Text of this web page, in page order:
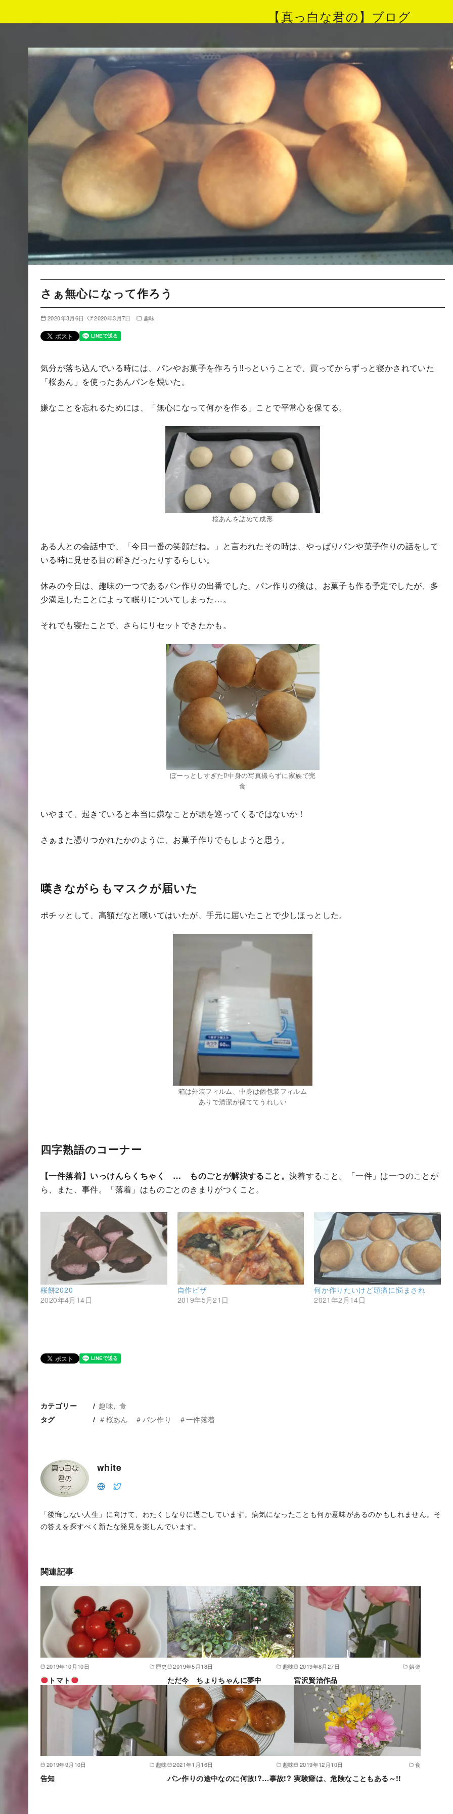
動
【真っ白な君の】ブログ
さぁ無心になって作ろう
2020年3月6日 2020年3月7日 趣味
気分が落ち込んでいる時には、パンやお菓子を作ろう‼っということで、買ってからずっと寝かされていた
「桜あん」を使ったあんパンを焼いた。
嫌なことを忘れるためには、「無心になって何かを作る」ことで平常心を保てる。
桜あんを詰めて成形
ある人との会話中で、「今日一番の笑顔だね。」と言われたその時は、やっぱりパンや菓子作りの話をして
いる時に見せる目の輝きだったりするらしい。
休みの今日は、趣味の一つであるパン作りの出番でした。パン作りの後は、お菓子も作る予定でしたが、多
少満足したことによって眠りについてしまった…。
それでも寝たことで、さらにリセットできたかも。
ぼーっとしすぎた⁉中身の写真撮らずに家族で完
食
いやまて、起きていると本当に嫌なことが頭を巡ってくるではないか！
さぁまた憑りつかれたかのように、お菓子作りでもしようと思う。
嘆きながらもマスクが届いた
ポチッとして、高額だなと嘆いてはいたが、手元に届いたことで少しほっとした。
箱は外装フィルム、中身は個包装フィルム
ありで清潔が保ててうれしい
四字熟語のコーナー
【一件落着】いっけんらくちゃく … ものごとが解決すること。 決着すること。「一件」は一つのことが
ら、また、事件。「落着」はものごとのきまりがつくこと。
桜餅2020
2020年4月14日
自作ピザ
2019年5月21日
何か作りたいけど頭痛に悩まされ
2021年2月14日
カテゴリー 趣味 食
タグ ＃桜あん ＃パン作り ＃一件落着
white
「後悔しない人生」に向けて、わたくしなりに過ごしています。病気になったことも何か意味があるのかもしれません。そ
の答えを探すべく新たな発見を楽しんでいます。
関連記事
2019年10月10日 歴史
トマト
2019年5月18日 趣味
ただ今 ちょりちゃんに夢中
2019年8月27日 娯楽
宮沢賢治作品
2019年9月10日 趣味
告知
2021年1月16日 趣味
パン作りの途中なのに何故!?…事故!?
2019年12月10日 食
実験癖は、危険なこともある～!!